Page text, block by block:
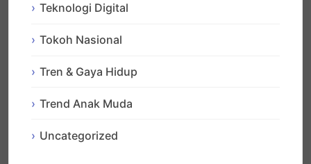
Teknologi Digital
Tokoh Nasional
Tren & Gaya Hidup
Trend Anak Muda
Uncategorized